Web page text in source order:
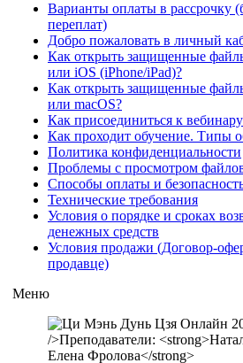
Варианты оплаты в рассрочку
переплат)
Добро пожаловать в личный
Как открыть защищенные
или iOS (iPhone/iPad)?
Как открыть защищенные
или macOS?
Как присоединиться к
Как проходит обучение. Типы
Политика конфиденциальности
Проблемы с просмотром
Способы оплаты и
Технические требования
Условия о порядке и сроках
денежных средств
Условия продажи (Договор-
продавце)
Меню